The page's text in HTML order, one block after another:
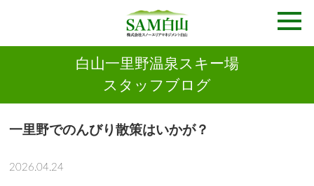
白山一里野温泉スキー場
スタッフブログ
一里野でのんびり散策はいかが？
2026.04.24